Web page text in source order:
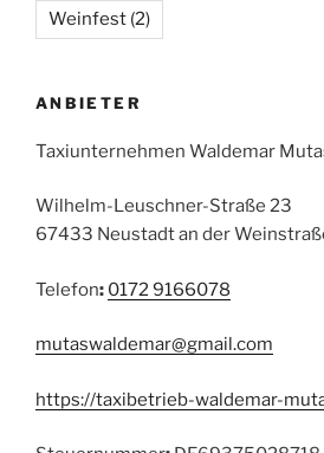
Weinfest (2)
ANBIETER
Taxiunternehmen Waldemar
Wilhelm-Leuschner-Straße 23
67433 Neustadt an der
Telefon: 0172 9166078
mutaswaldemar@gmail.com
https://taxibetrieb-waldemar-